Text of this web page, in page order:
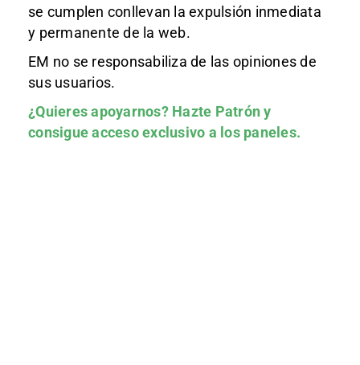
se cumplen conllevan la expulsión inmediata
y permanente de la web.
EM no se responsabiliza de las opiniones de
sus usuarios.
¿Quieres apoyarnos? Hazte Patróny
consigue acceso exclusivo a los paneles.